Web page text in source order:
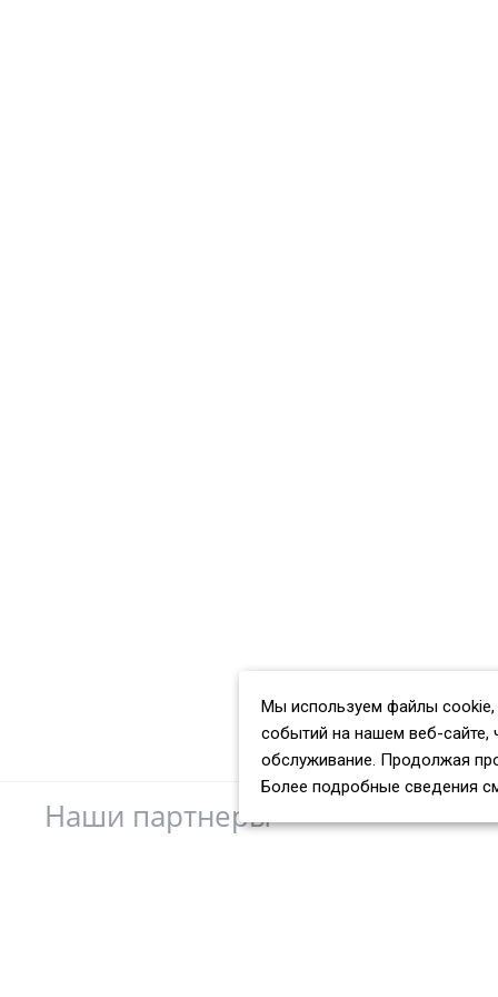
Наши партнеры
Мы используем файлы cookie,
событий на нашем веб-сайте,
обслуживание. Продолжая
Более подробные сведения